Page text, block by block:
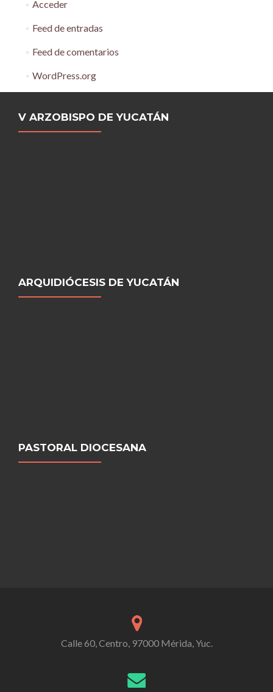
Acceder
Feed de entradas
Feed de comentarios
WordPress.org
V ARZOBISPO DE YUCATÁN
ARQUIDIÓCESIS DE YUCATÁN
PASTORAL DIOCESANA
Calle 60, Centro, 97000 Mérida, Yuc.